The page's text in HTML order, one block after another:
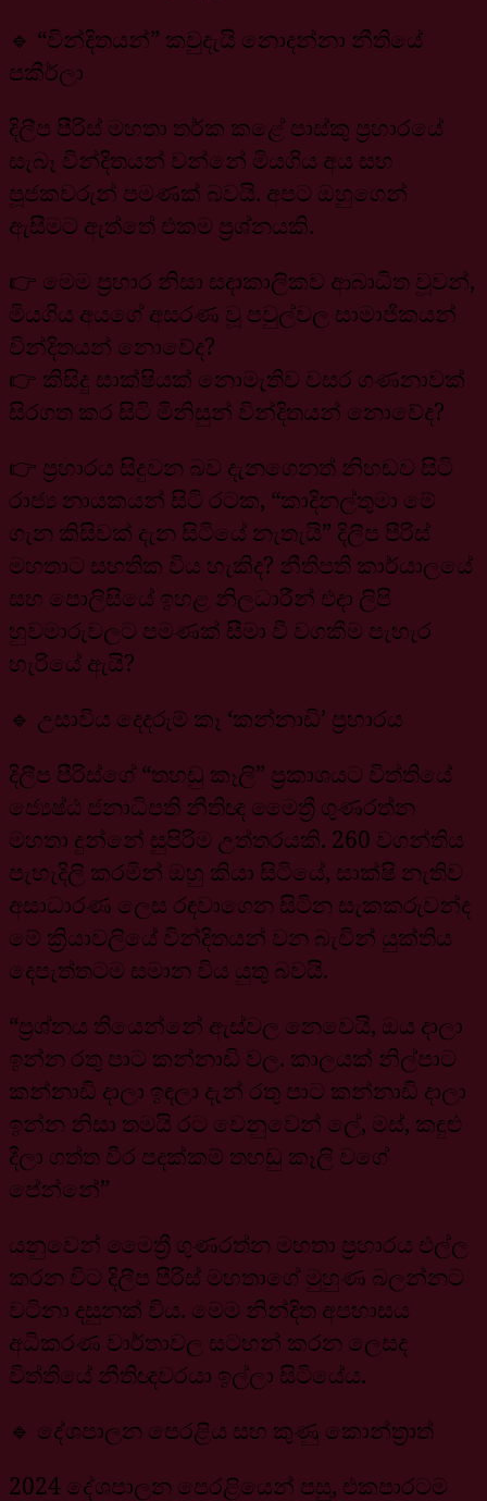
🔹 “වින්දිතයන්” කවුදැයි නොදන්නා නීතියේ
පකීර්ලා
දිලීප පීරිස් මහතා තර්ක කළේ පාස්කු ප්‍රහාරයේ
සැබෑ වින්දිතයන් වන්නේ මියගිය අය සහ
පූජකවරුන් පමණක් බවයි. අපට ඔහුගෙන්
ඇසීමට ඇත්තේ එකම ප්‍රශ්නයකි.
👉 මෙම ප්‍රහාර නිසා සදාකාලිකව ආබාධිත වූවන්,
මියගිය අයගේ අසරණ වූ පවුල්වල සාමාජිකයන්
වින්දිතයන් නොවේද?
👉 කිසිදු සාක්ෂියක් නොමැතිව වසර ගණනාවක්
සිරගත කර සිටි මිනිසුන් වින්දිතයන් නොවේද?
👉 ප්‍රහාරය සිදුවන බව දැනගෙනත් නිහඬව සිටි
රාජ්‍ය නායකයන් සිටි රටක, “කාදිනල්තුමා මේ
ගැන කිසිවක් දැන සිටියේ නැතැයි” දිලීප පීරිස්
මහතාට සහතික විය හැකිද? නීතිපති කාර්යාලයේ
සහ පොලිසියේ ඉහළ නිලධාරීන් එදා ලිපි
හුවමාරුවලට පමණක් සීමා වී වගකීම පැහැර
හැරියේ ඇයි?
🔹 උසාවිය දෙදරුම් කෑ ‘කන්නාඩි’ ප්‍රහාරය
දිලීප පීරිස්ගේ “තහඩු කෑලි” ප්‍රකාශයට විත්තියේ
ජ්‍යෙෂ්ඨ ජනාධිපති නීතිඥ මෛත්‍රී ගුණරත්න
මහතා දුන්නේ සුපිරිම උත්තරයකි. 260 වගන්තිය
පැහැදිලි කරමින් ඔහු කියා සිටියේ, සාක්ෂි නැතිව
අසාධාරණ ලෙස රඳවාගෙන සිටින සැකකරුවන්ද
මේ ක්‍රියාවලියේ වින්දිතයන් වන බැවින් යුක්තිය
දෙපැත්තටම සමාන විය යුතු බවයි.
“ප්‍රශ්නය තියෙන්නේ ඇස්වල නෙවෙයි, ඔය දාලා
ඉන්න රතු පාට කන්නාඩි වල. කාලයක් නිල්පාට
කන්නාඩි දාලා ඉඳලා දැන් රතු පාට කන්නාඩි දාලා
ඉන්න නිසා තමයි රට වෙනුවෙන් ලේ, මස්, කඳුළු
දීලා ගත්ත වීර පදක්කම් තහඩු කෑලි වගේ
පේන්නේ”
යනුවෙන් මෛත්‍රී ගුණරත්න මහතා ප්‍රහාරය එල්ල
කරන විට දිලීප පීරිස් මහතාගේ මුහුණ බලන්නට
වටිනා දසුනක් විය. මෙම නින්දිත අපහාසය
අධිකරණ වාර්තාවල සටහන් කරන ලෙසද
විත්තියේ නීතිඥවරයා ඉල්ලා සිටියේය.
🔹 දේශපාලන පෙරළිය සහ කුණු කොන්ත්‍රාත්
2024 දේශපාලන පෙරළියෙන් පසු, එකපාරටම